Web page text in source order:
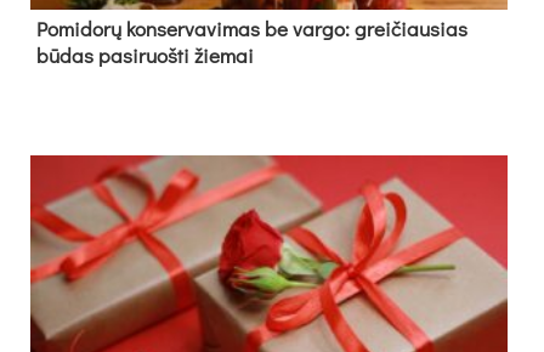
Pomidorų konservavimas be vargo: greičiausias
būdas pasiruošti žiemai